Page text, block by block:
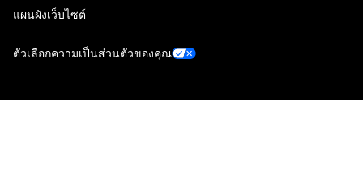
แผนผังเว็บไซต์
ตัวเลือกความเป็นส่วนตัวของคุณ